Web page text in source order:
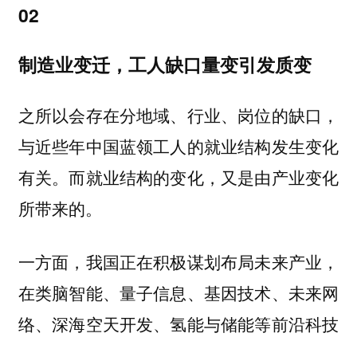
02
制造业变迁，工人缺口量变引发质变
之所以会存在分地域、行业、岗位的缺口，
与近些年中国蓝领工人的就业结构发生变化
有关。而就业结构的变化，又是由产业变化
所带来的。
一方面，我国正在积极谋划布局未来产业，
在类脑智能、量子信息、基因技术、未来网
络、深海空天开发、氢能与储能等前沿科技